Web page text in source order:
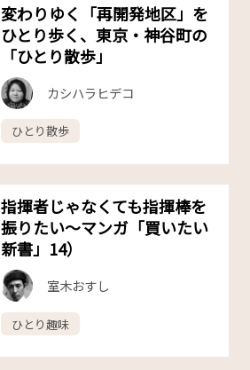
変わりゆく「再開発地区」を
ひとり歩く、東京・神谷町の
「ひとり散歩」
カシハラヒデコ
ひとり散歩
指揮者じゃなくても指揮棒を
振りたい～マンガ「買いたい
新書」14）
室木おすし
ひとり趣味